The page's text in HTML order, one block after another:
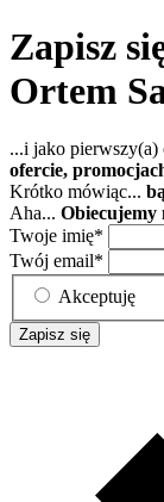
Zapisz
Ortem
...i jako
ofercie,
Krótko mówiąc...
Aha... Obiecujemy
Twoje imię*
Twój email*
Akceptuję
Zapisz się